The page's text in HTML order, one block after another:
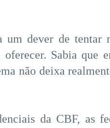
dever de tentar
Sabia que
não deixa
da CBF, as